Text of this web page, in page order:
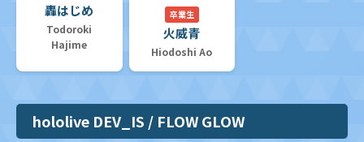
轟はじめ
Todoroki
Hajime
卒業生
火威青
Hiodoshi Ao
hololive DEV_IS / FLOW GLOW